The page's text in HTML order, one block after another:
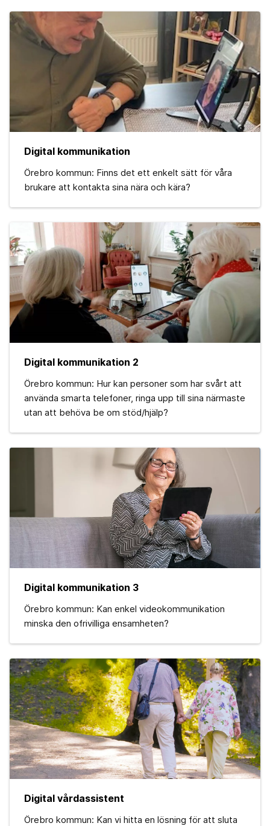
Digital kommunikation
Örebro kommun: Finns det ett enkelt sätt för våra
brukare att kontakta sina nära och kära?
Digital kommunikation 2
Örebro kommun: Hur kan personer som har svårt att
använda smarta telefoner, ringa upp till sina närmaste
utan att behöva be om stöd/hjälp?
Digital kommunikation 3
Örebro kommun: Kan enkel videokommunikation
minska den ofrivilliga ensamheten?
Digital vårdassistent
Örebro kommun: Kan vi hitta en lösning för att sluta